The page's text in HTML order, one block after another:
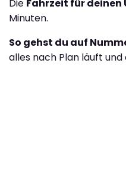
Die Fahrzeit für deinen
Minuten.
So gehst du auf
alles nach Plan läuft